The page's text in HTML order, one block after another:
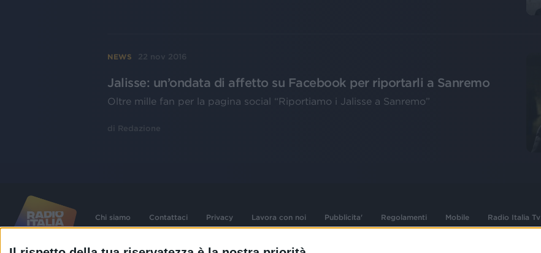
NEWS 22 nov 2016
Jalisse: un’ondata di affetto su Facebook per riportarli a Sanremo
Oltre mille fan per la pagina social “Riportiamo i Jalisse a Sanremo”
di Redazione
Chi siamo Contattaci Privacy Lavora con noi Pubblicita' Regolamenti Mobile Radio Italia Tv